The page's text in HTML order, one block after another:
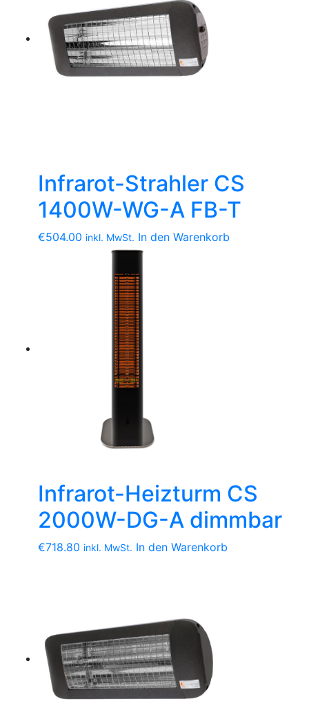
Infrarot-Strahler CS
1400W-WG-A FB-T
€504.00 inkl. MwSt. In den Warenkorb
Infrarot-Heizturm CS
2000W-DG-A dimmbar
€718.80 inkl. MwSt. In den Warenkorb